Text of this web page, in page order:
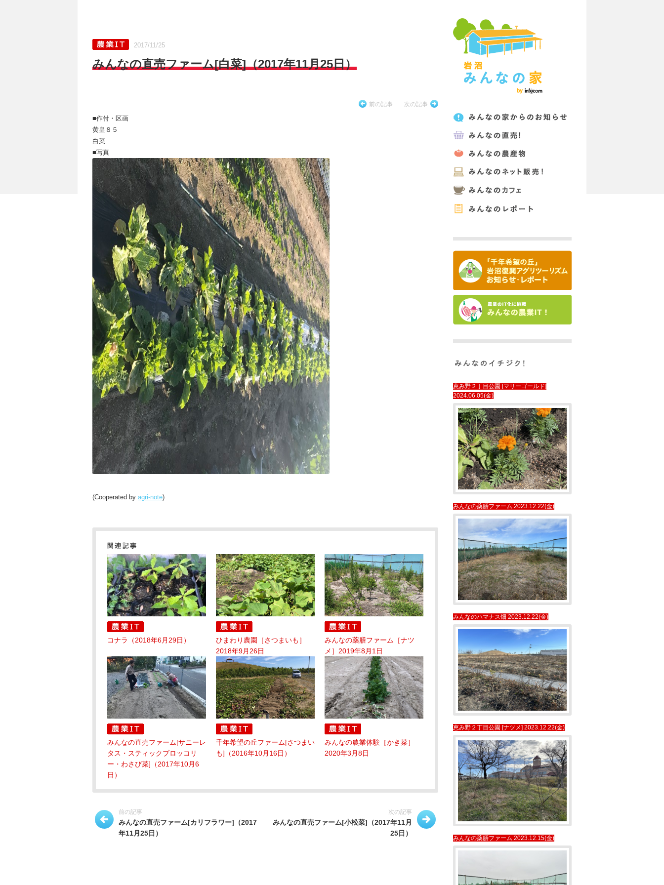
2017/11/25
みんなの直売ファーム[白菜]（2017年11月25日）
前の記事 次の記事
■作付・区画
黄皇８５
白菜
■写真
(Cooperated by agri-note)
コナラ（2018年6月29日）
ひまわり農園［さつまいも］
2018年9月26日
みんなの薬膳ファーム［ナツ
メ］2019年8月1日
みんなの直売ファーム[サニーレ
タス・スティックブロッコリ
ー・わさび菜]（2017年10月6
日）
千年希望の丘ファーム[さつまい
も]（2016年10月16日）
みんなの農業体験［かき菜］
2020年3月8日
前の記事
みんなの直売ファーム[カリフラワー]（2017
年11月25日）
次の記事
みんなの直売ファーム[小松菜]（2017年11月
25日）
恵み野２丁目公園 [マリーゴールド]
2024.06.05(金)
みんなの薬膳ファーム 2023.12.22(金)
みんなのハマナス畑 2023.12.22(金)
恵み野２丁目公園 [ナツメ] 2023.12.22(金)
みんなの薬膳ファーム 2023.12.15(金)